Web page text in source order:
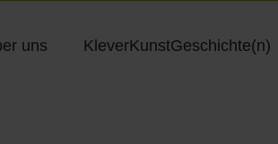
uns KleverKunstGeschichte(n)